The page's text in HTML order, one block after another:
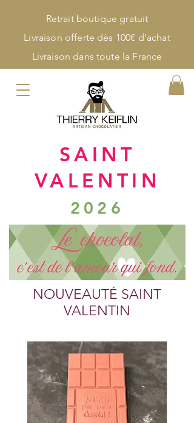
Retrait boutique gratuit
Livraison offerte dès 100€ d'achat
Livraison dans toute la France
SAINT
VALENTIN
2026
NOUVEAUTÉ SAINT
VALENTIN